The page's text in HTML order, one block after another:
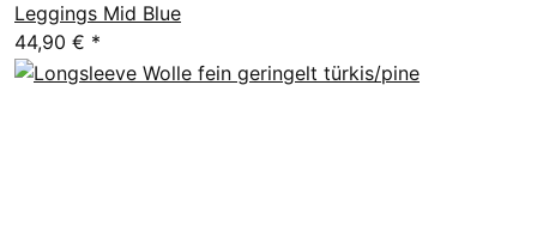
Leggings Mid Blue
44,90 € *